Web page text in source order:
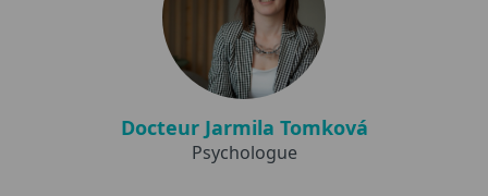
Docteur Jarmila Tomková
Psychologue